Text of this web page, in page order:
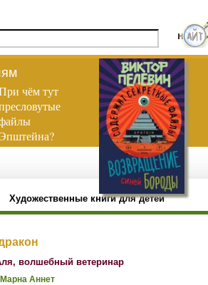
чём тут
Эпштейна?
Художественные книги для детей
волшебный ветеринар
Аннет